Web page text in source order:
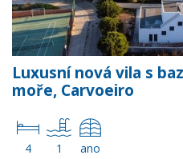
Luxusní nová vila s
moře, Carvoeiro
4 1 ano